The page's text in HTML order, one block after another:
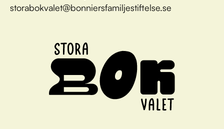
storabokvalet@bonniersfamiljestiftelse.se